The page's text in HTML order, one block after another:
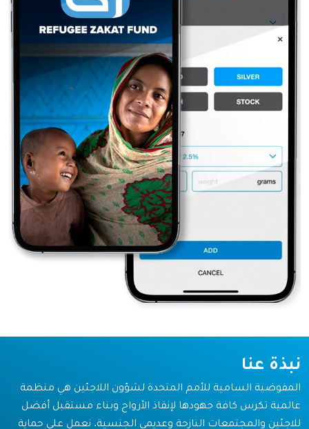
نبذة عنا
المفوضية السامية للأمم المتحدة لشؤون اللاجئين هي منظمة
عالمية تكرس كافة جهودها لإنقاذ الأرواح وبناء مستقبل أفضل
للاجئين والمجتمعات النازحة وعديمي الجنسية. نعمل على حماية